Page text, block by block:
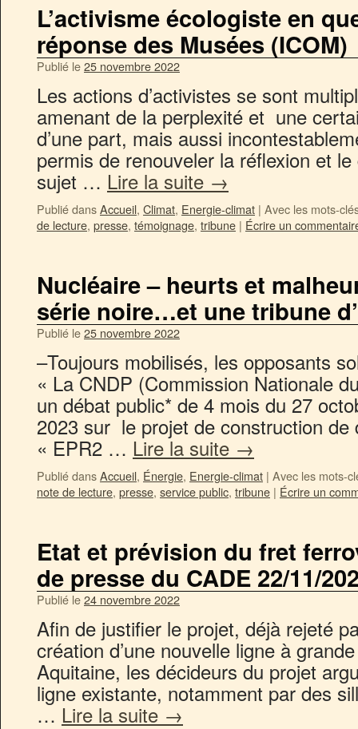
L’activisme écologiste en
réponse des Musées (ICOM)
Publié le25 novembre 2022
Les actions d’activistes se sont
amenant de la perplexité et une
d’une part, mais aussi
permis de renouveler la réflexion et
sujet … Lire la suite →
Publié dansAccueil, Climat, Energie-climat | Avec les mots-
de lecture, presse, témoignage, tribune | Écrire un
Nucléaire – heurts et
série noire…et une tribune
Publié le25 novembre 2022
–Toujours mobilisés, les opposants
« La CNDP (Commission Nationale
un débat public* de 4 mois du 27
2023 sur le projet de construction de
« EPR2 … Lire la suite →
Publié dansAccueil, Énergie, Energie-climat | Avec les mots-
note de lecture, presse, service public, tribune | Écrire un
Etat et prévision du fret
de presse du CADE 22/11/
Publié le24 novembre 2022
Afin de justifier le projet, déjà rejeté
création d’une nouvelle ligne à
Aquitaine, les décideurs du projet
ligne existante, notamment par des
… Lire la suite →